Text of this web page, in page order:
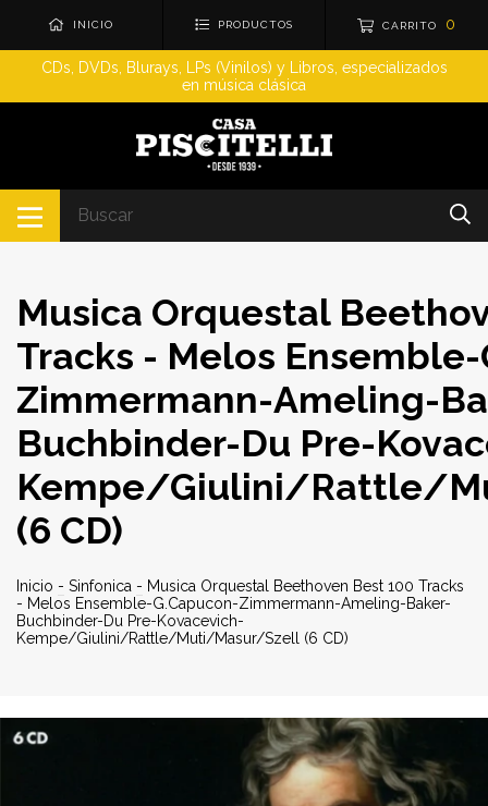
INICIO PRODUCTOS CARRITO 0
CDs, DVDs, Blurays, LPs (Vinilos) y Libros, especializados
en música clásica
Musica Orquestal
Tracks - Melos
Zimmermann-Ameling-
Buchbinder-Du Pre-
Kempe/Giulini/Rattle/
(6 CD)
Inicio - Sinfonica - Musica Orquestal Beethoven Best 100 Tracks
- Melos Ensemble-G.Capucon-Zimmermann-Ameling-Baker-
Buchbinder-Du Pre-Kovacevich-
Kempe/Giulini/Rattle/Muti/Masur/Szell (6 CD)